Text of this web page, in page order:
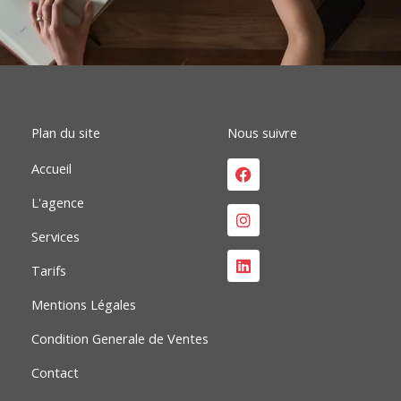
o
d
i
t
a
g
r
Plan du site
Accueil
L'agence
Services
Tarifs
Mentions Légales
Condition Generale de Ventes
Contact
Nous suivre
Facebook
Instagram
Linkedin